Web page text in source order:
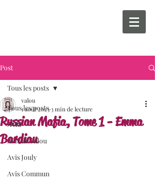
Post
Tous les posts
AVIS
Avis de Valou
Avis Jouly
Avis Commun
Tous les posts
Russian Mafia, Tome 1 - Emma
Bardiau
valou
1 août 20233 min de lecture